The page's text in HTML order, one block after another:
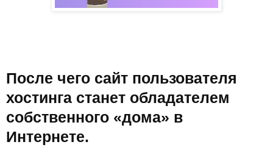
После чего сайт пользователя
хостинга станет обладателем
собственного «дома» в
Интернете.